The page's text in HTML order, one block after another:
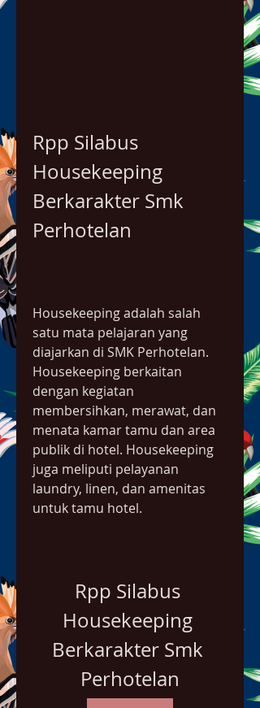
Rpp Silabus
Housekeeping
Berkarakter Smk
Perhotelan
Housekeeping adalah salah
satu mata pelajaran yang
diajarkan di SMK Perhotelan.
Housekeeping berkaitan
dengan kegiatan
membersihkan, merawat, dan
menata kamar tamu dan area
publik di hotel. Housekeeping
juga meliputi pelayanan
laundry, linen, dan amenitas
untuk tamu hotel.
Rpp Silabus
Housekeeping
Berkarakter Smk
Perhotelan